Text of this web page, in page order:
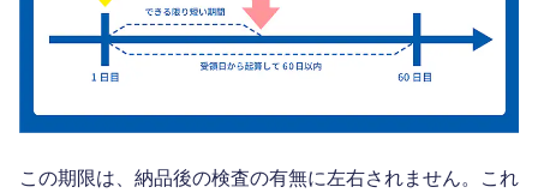
この期限は、納品後の検査の有無に左右されません。これ